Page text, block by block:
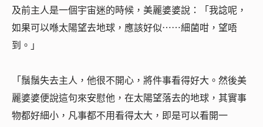
及前主人是一個宇宙迷的時候，美麗婆婆說：「我諗呢，
如果可以喺太陽望去地球，應該好似⋯⋯細菌咁，望唔
到。」
「鬚鬚失去主人，他很不開心，將件事看得好大。然後美
麗婆婆便說這句來安慰他，在太陽望落去的地球，其實事
物都好細小，凡事都不用看得太大，即是可以看開一